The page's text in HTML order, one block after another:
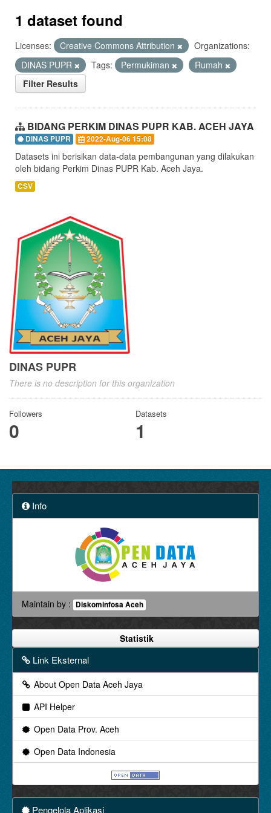
1 dataset found
Licenses: Creative Commons Attribution
Organizations:
DINAS PUPR
Tags: Permukiman
Rumah
Filter Results
BIDANG PERKIM DINAS PUPR KAB. ACEH JAYA
DINAS PUPR 2022-Aug-06 15:08
Datasets ini berisikan data-data pembangunan yang dilakukan
oleh bidang Perkim Dinas PUPR Kab. Aceh Jaya.
CSV
DINAS PUPR
There is no description for this organization
Followers
0
Datasets
1
Info
Maintain by : Diskominfosa Aceh
Statistik
Link Eksternal
About Open Data Aceh Jaya
API Helper
Open Data Prov. Aceh
Open Data Indonesia
Pengelola Aplikasi